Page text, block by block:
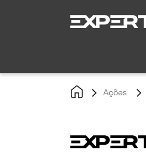
Ações